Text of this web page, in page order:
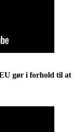
gør i forhold til at